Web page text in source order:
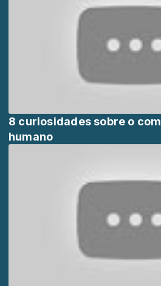
8 curiosidades sobre o
humano